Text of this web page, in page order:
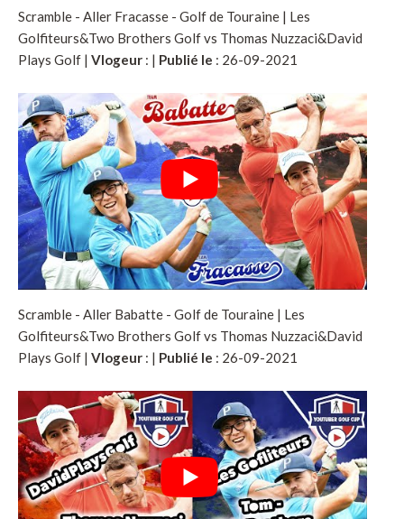
Scramble - Aller Fracasse - Golf de Touraine | Les
Golfiteurs&Two Brothers Golf vs Thomas Nuzzaci&David
Plays Golf | Vlogeur : | Publié le : 26-09-2021
Scramble - Aller Babatte - Golf de Touraine | Les
Golfiteurs&Two Brothers Golf vs Thomas Nuzzaci&David
Plays Golf | Vlogeur : | Publié le : 26-09-2021